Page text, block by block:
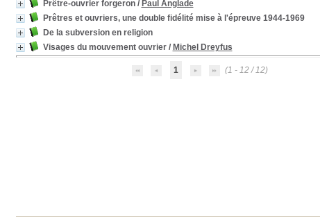
Prêtre-ouvrier forgeron/ Paul Anglade
Prêtres et ouvriers, une double fidélité mise à l'épreuve 1944-1969
De la subversion en religion
Visages du mouvement ouvrier/ Michel Dreyfus
1 (1 - 12 / 12)